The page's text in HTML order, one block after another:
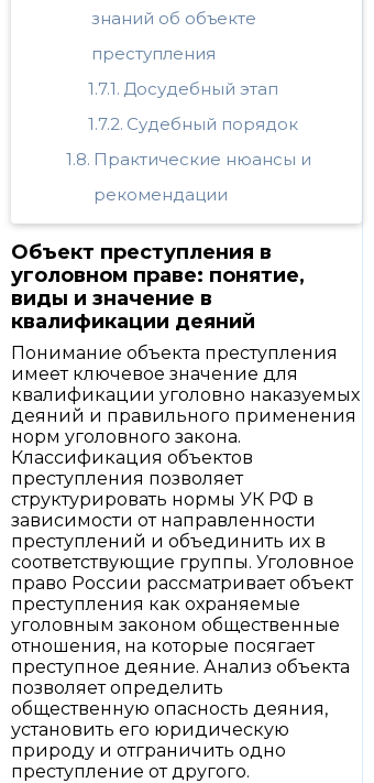
знаний об объекте
преступления
Досудебный этап
Судебный порядок
Практические нюансы и
рекомендации
Объект преступления в
уголовном праве: понятие,
виды и значение в
квалификации деяний
Понимание объекта преступления
имеет ключевое значение для
квалификации уголовно наказуемых
деяний и правильного применения
норм уголовного закона.
Классификация объектов
преступления позволяет
структурировать нормы УК РФ в
зависимости от направленности
преступлений и объединить их в
соответствующие группы. Уголовное
право России рассматривает объект
преступления как охраняемые
уголовным законом общественные
отношения, на которые посягает
преступное деяние. Анализ объекта
позволяет определить
общественную опасность деяния,
установить его юридическую
природу и отграничить одно
преступление от другого.